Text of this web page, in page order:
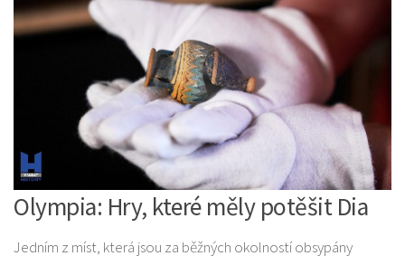
Olympia: Hry, které měly potěšit Dia
Jedním z míst, která jsou za běžných okolností obsypány